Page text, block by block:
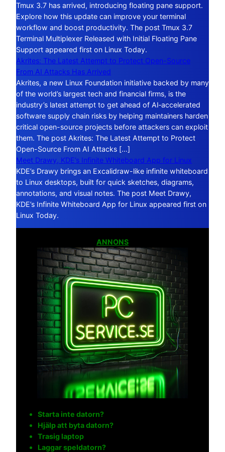
Tmux 3.7 has arrived, introducing floating pane support.
Explore how this update can improve your terminal
workflow and boost productivity. The post Tmux 3.7
Terminal Multiplexer Released with Initial Floating Pane
Support appeared first on Linux Today.
Akrites: The Latest Attempt to Protect Open-Source
From AI Attacks Has Arrived
Akrites, a new Linux Foundation initiative backed by many
of the world’s largest tech and financial firms, is the
industry’s latest attempt to get ahead of AI‑accelerated
software supply chain risks by helping maintainers harden
critical open-source projects before attackers can exploit
them. The post Akrites: The Latest Attempt to Protect
Open-Source From AI Attacks […]
Meet Drawy, KDE’s Infinite Whiteboard App for Linux
KDE’s Drawy brings an Excalidraw-like infinite whiteboard
to Linux desktops, built for quick sketches, diagrams,
annotations, and visual notes. The post Meet Drawy,
KDE’s Infinite Whiteboard App for Linux appeared first on
Linux Today.
ANNONS
Starta inte datorn?
Hjälp att byta datorn?
Trasig laptop
Laggar speldatorn?